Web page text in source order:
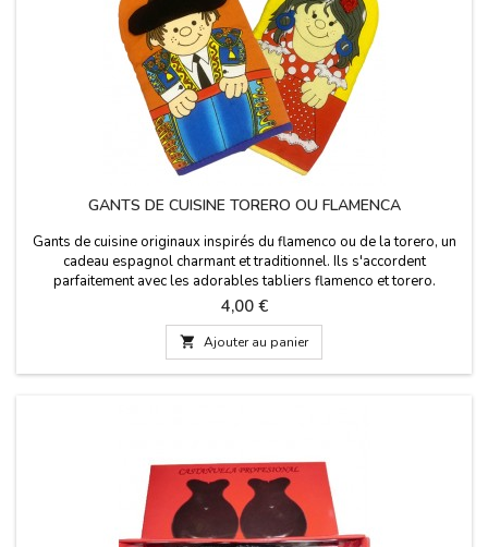
GANTS DE CUISINE TORERO OU FLAMENCA
Gants de cuisine originaux inspirés du flamenco ou de la torero, un
cadeau espagnol charmant et traditionnel. Ils s'accordent
parfaitement avec les adorables tabliers flamenco et torero.
Dimensions : 23 cm x 14 cm
Prix
4,00 €
 Ajouter au panier